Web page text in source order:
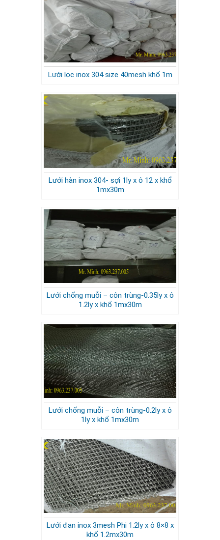
Lưới lọc inox 304 size 40mesh khổ 1m
Lưới hàn inox 304- sợi 1ly x ô 12 x khổ
1mx30m
Lưới chống muỗi – côn trùng-0.35ly x ô
1.2ly x khổ 1mx30m
Lưới chống muỗi – côn trùng-0.2ly x ô
1ly x khổ 1mx30m
Lưới đan inox 3mesh Phi 1.2ly x ô 8×8 x
khổ 1.2mx30m